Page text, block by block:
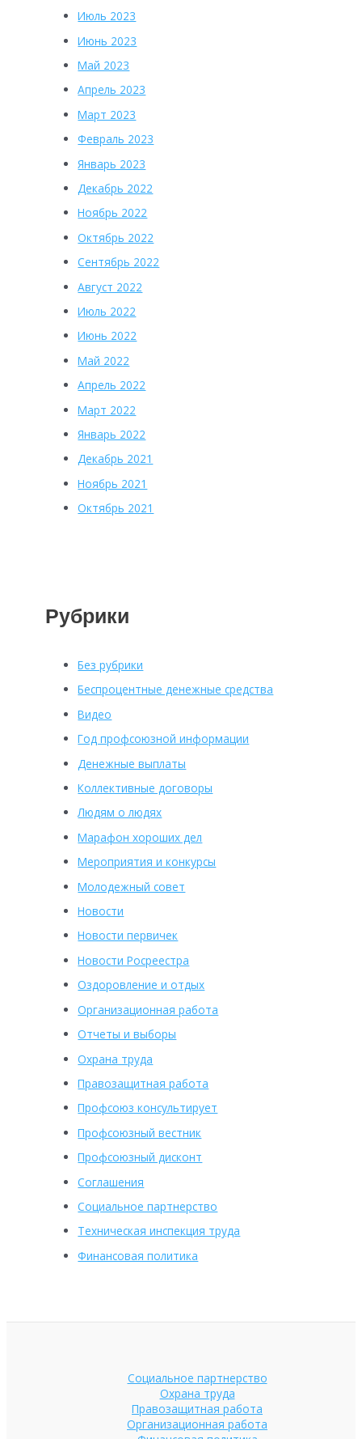
Июль 2023
Июнь 2023
Май 2023
Апрель 2023
Март 2023
Февраль 2023
Январь 2023
Декабрь 2022
Ноябрь 2022
Октябрь 2022
Сентябрь 2022
Август 2022
Июль 2022
Июнь 2022
Май 2022
Апрель 2022
Март 2022
Январь 2022
Декабрь 2021
Ноябрь 2021
Октябрь 2021
Рубрики
Без рубрики
Беспроцентные денежные средства
Видео
Год профсоюзной информации
Денежные выплаты
Коллективные договоры
Людям о людях
Марафон хороших дел
Мероприятия и конкурсы
Молодежный совет
Новости
Новости первичек
Новости Росреестра
Оздоровление и отдых
Организационная работа
Отчеты и выборы
Охрана труда
Правозащитная работа
Профсоюз консультирует
Профсоюзный вестник
Профсоюзный дисконт
Соглашения
Социальное партнерство
Техническая инспекция труда
Финансовая политика
Социальное партнерство
Охрана труда
Правозащитная работа
Организационная работа